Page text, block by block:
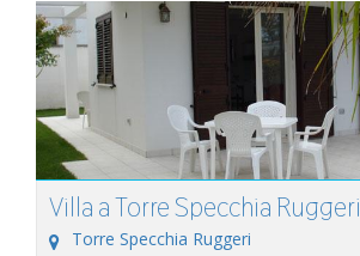
Villa a Torre Specchia Ruggeri
Torre Specchia Ruggeri